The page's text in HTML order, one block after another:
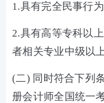
1.具有完全民事行
2.具有高等专科以
者相关专业中级以
(二) 同时符合下列
册会计师全国统一